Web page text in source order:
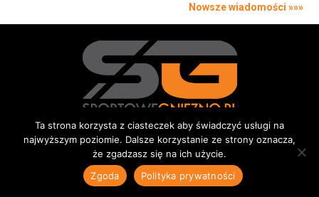
Nowsze wiadomości »»»
Redakcja Kontakt Reklama Do pobrania
© 2015-2026 Sportowe Gniezno|Wszystkie prawa zastrzeżone |
Polityka prywatności
Ta strona korzysta z ciasteczek aby świadczyć usługi na
najwyższym poziomie. Dalsze korzystanie ze strony oznacza,
że zgadzasz się na ich użycie.
Zgoda
Polityka prywatności